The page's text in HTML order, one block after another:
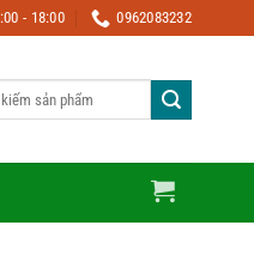
- 18:00 0962083232